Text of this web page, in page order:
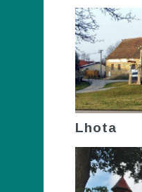
Lhota